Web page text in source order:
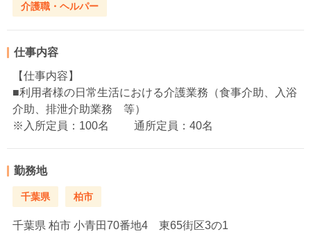
介護職・ヘルパー
仕事内容
【仕事内容】
■利用者様の日常生活における介護業務（食事介助、入浴
介助、排泄介助業務 等）
※入所定員：100名 通所定員：40名
勤務地
千葉県 柏市
千葉県 柏市 小青田70番地4 東65街区3の1